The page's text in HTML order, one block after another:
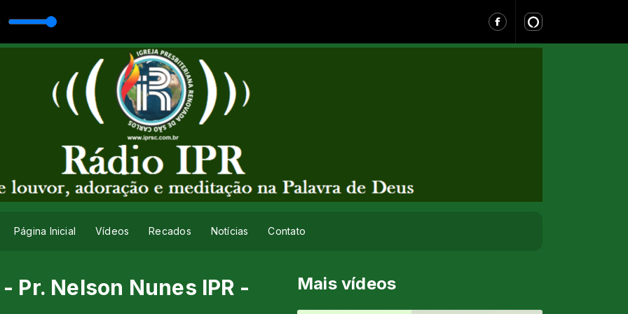
Página Inicial Vídeos Recados Notícias Contato
Pr. Nelson Nunes IPR -
Mais vídeos